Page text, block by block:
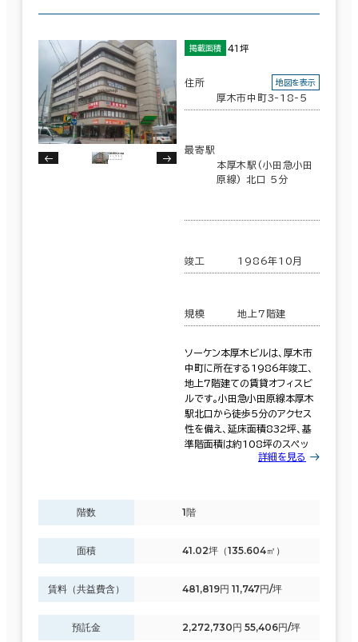
掲載面積 41坪
住所
厚木市中町3-18-5
地図を表示
最寄駅
本厚木駅(小田急小田
原線) 北口 5分
竣工 1986年10月
規模 地上7階建
ソーケン本厚木ビルは、厚木市
中町に所在する1986年竣工、
地上7階建ての賃貸オフィスビ
ルです。小田急小田原線本厚木
駅北口から徒歩5分のアクセス
性を備え、延床面積832坪、基
準階面積は約108坪のスペッ
詳細を見る
階数 1階
面積 41.02坪（135.604㎡）
賃料（共益費含） 481,819円 11,747円/坪
預託金 2,272,730円 55,406円/坪